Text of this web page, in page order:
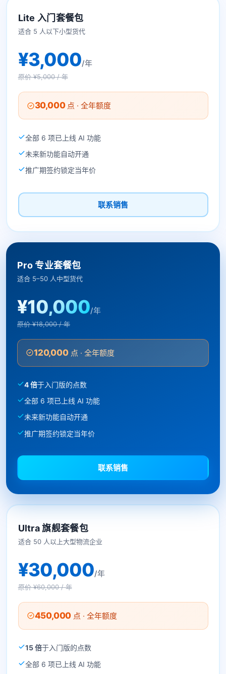
Lite 入门套餐包
适合 5 人以下小型货代
¥3,000/年
原价 ¥5,000 / 年
30,000点 · 全年额度
全部 6 项已上线 AI 功能
未来新功能自动开通
推广期签约锁定当年价
联系销售
Pro 专业套餐包
适合 5–50 人中型货代
¥10,000/年
原价 ¥18,000 / 年
120,000点 · 全年额度
4 倍于入门版的点数
全部 6 项已上线 AI 功能
未来新功能自动开通
推广期签约锁定当年价
联系销售
Ultra 旗舰套餐包
适合 50 人以上大型物流企业
¥30,000/年
原价 ¥60,000 / 年
450,000 点 · 全年额度
15 倍于入门版的点数
全部 6 项已上线 AI 功能